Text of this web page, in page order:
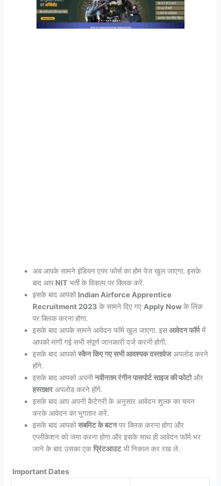
अब आपके सामने इंडियन एयर फोर्स का होम पेज खुल जाएगा. इसके
बाद आप NIT भर्ती के विकल्प पर क्लिक करें.
इसके बाद आपको Indian Airforce Apprentice
Recruitment 2023 के सामने दिए गएApply Now के लिंक
पर क्लिक करना होगा.
इसके बाद आपके सामने आवेदन फॉर्म खुल जाएगा. इसआवेदन फॉर्ममें
आपको मांगी गई सभी संपूर्ण जानकारी दर्ज करनी होगी.
इसके बाद आपकोस्कैन किए गए सभी आवश्यक दस्तावेजअपलोड करने
होंगे.
इसके बाद आपको अपनीनवीनतम रंगीन पासपोर्ट साइज की फोटोऔर
हस्ताक्षरअपलोड करने होंगे.
इसके बाद आप अपनी कैटेगरी के अनुसार आवेदन शुल्क का चयन
करके आवेदन का भुगतान करें.
इसके बाद आपकोसबमिट के बटनपर क्लिक करना होगा और
एप्लीकेशन को जमा करना होगा और इसके साथ ही आवेदन फॉर्म भर
जाने के बाद उसका एकप्रिंटआउटभी निकाल कर रख ले.
Important Dates